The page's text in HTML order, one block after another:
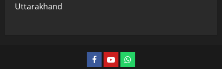
Uttarakhand